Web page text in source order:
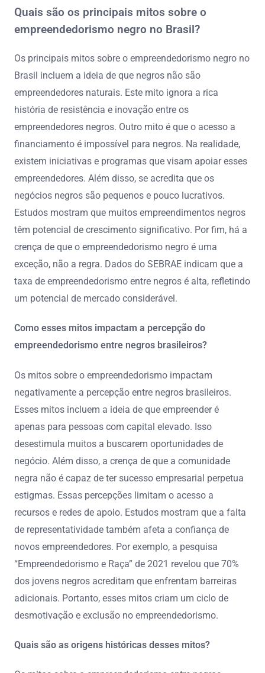
Quais são os principais mitos sobre o
empreendedorismo negro no Brasil?
Os principais mitos sobre o empreendedorismo negro no
Brasil incluem a ideia de que negros não são
empreendedores naturais. Este mito ignora a rica
história de resistência e inovação entre os
empreendedores negros. Outro mito é que o acesso a
financiamento é impossível para negros. Na realidade,
existem iniciativas e programas que visam apoiar esses
empreendedores. Além disso, se acredita que os
negócios negros são pequenos e pouco lucrativos.
Estudos mostram que muitos empreendimentos negros
têm potencial de crescimento significativo. Por fim, há a
crença de que o empreendedorismo negro é uma
exceção, não a regra. Dados do SEBRAE indicam que a
taxa de empreendedorismo entre negros é alta, refletindo
um potencial de mercado considerável.
Como esses mitos impactam a percepção do
empreendedorismo entre negros brasileiros?
Os mitos sobre o empreendedorismo impactam
negativamente a percepção entre negros brasileiros.
Esses mitos incluem a ideia de que empreender é
apenas para pessoas com capital elevado. Isso
desestimula muitos a buscarem oportunidades de
negócio. Além disso, a crença de que a comunidade
negra não é capaz de ter sucesso empresarial perpetua
estigmas. Essas percepções limitam o acesso a
recursos e redes de apoio. Estudos mostram que a falta
de representatividade também afeta a confiança de
novos empreendedores. Por exemplo, a pesquisa
“Empreendedorismo e Raça” de 2021 revelou que 70%
dos jovens negros acreditam que enfrentam barreiras
adicionais. Portanto, esses mitos criam um ciclo de
desmotivação e exclusão no empreendedorismo.
Quais são as origens históricas desses mitos?